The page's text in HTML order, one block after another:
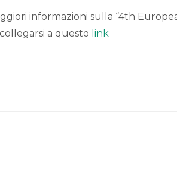
informazioni sulla “4th
a questo link